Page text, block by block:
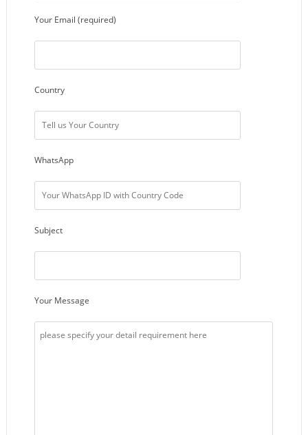
Your Email (required)
Country
WhatsApp
Subject
Your Message